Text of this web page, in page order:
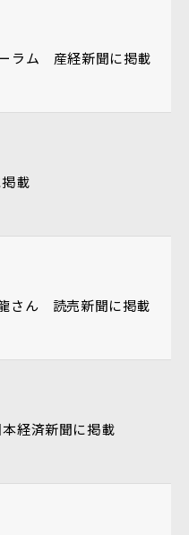
ーラム 産経新聞に掲載
載
龍さん 読売新聞に掲載
経済新聞に掲載